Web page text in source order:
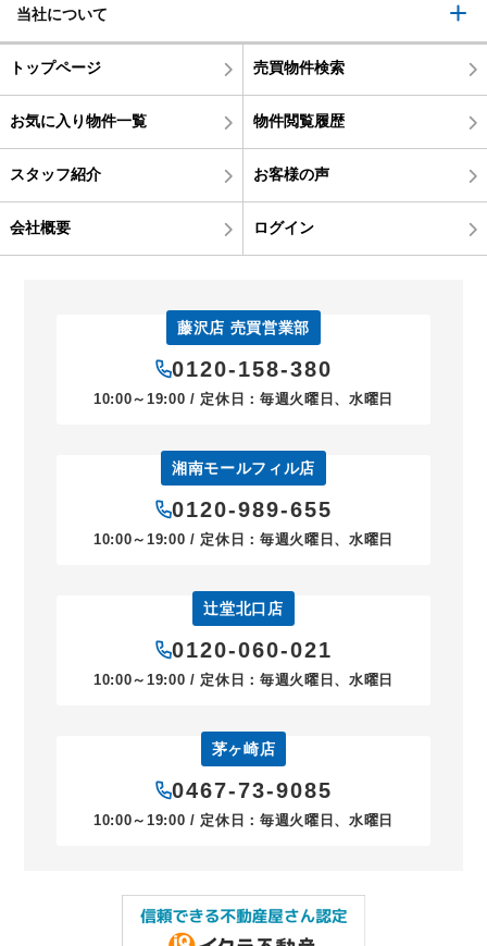
当社について
トップページ 売買物件検索
お気に入り物件一覧 物件閲覧履歴
スタッフ紹介 お客様の声
会社概要 ログイン
藤沢店 売買営業部
0120-158-380
10:00～19:00 / 定休日：毎週火曜日、水曜日
湘南モールフィル店
0120-989-655
10:00～19:00 / 定休日：毎週火曜日、水曜日
辻堂北口店
0120-060-021
10:00～19:00 / 定休日：毎週火曜日、水曜日
茅ヶ崎店
0467-73-9085
10:00～19:00 / 定休日：毎週火曜日、水曜日